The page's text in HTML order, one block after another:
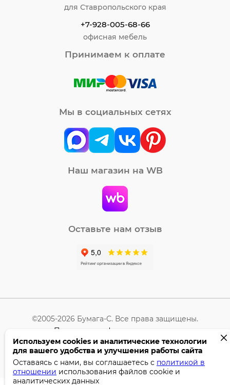
для Ставропольского края
+7-928-005-68-66
офисная мебель
Принимаем к оплате
Мы в социальных сетях
Наш магазин на WB
Оставьте нам отзыв
©2005-2026 Бумага-С. Все права защищены.
Политика конфиденциальности
Поддержка сайта — Профител
Используем cookies и аналитические технологии
для вашего удобства и улучшения работы сайта
Оставаясь с нами, вы соглашаетесь с политикой в
отношении использования файлов cookie и
аналитических данных